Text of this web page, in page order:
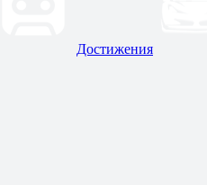
Достижения